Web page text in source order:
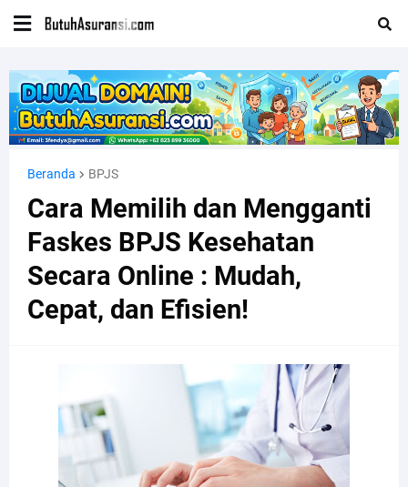
Beranda BPJS
Cara Memilih dan Mengganti
Faskes BPJS Kesehatan
Secara Online : Mudah,
Cepat, dan Efisien!